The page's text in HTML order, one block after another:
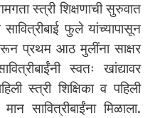
स्त्री शिक्षणाची सुरुवात
फुले यांच्यापासून
प्रथम आठ मुलींना साक्षर
स्वतः खांद्यावर
स्त्री शिक्षिका व पहिली
सावित्रीबाईंना मिळाला.